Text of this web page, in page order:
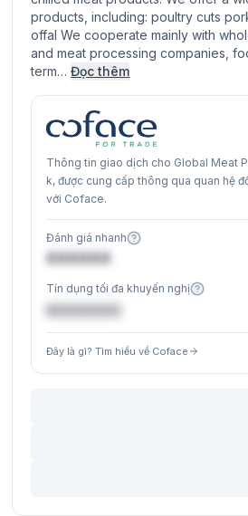
products, including: poultry cuts
offal We cooperate mainly with
and meat processing companies,
term…Đọc thêm
Thông tin giao dịch cho Global Meat
k, được cung cấp thông qua quan hệ
với Coface.
Đánh giá nhanh
XXXXXX
Tín dụng tối đa khuyến nghị
€XXXXXX
Đây là gì? Tìm hiểu về Coface